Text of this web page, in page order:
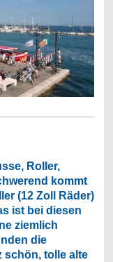
Roller,
kommt
(12 Zoll Räder)
ist bei diesen
ziemlich
die
schön, tolle alte